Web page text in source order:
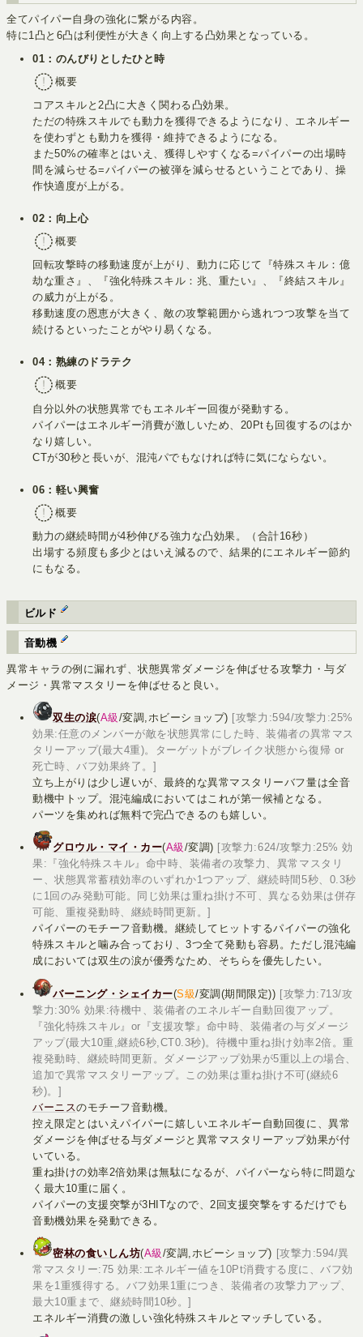
全てパイパー自身の強化に繋がる内容。
特に1凸と6凸は利便性が大きく向上する凸効果となっている。
01：のんびりとしたひと時
概要
コアスキルと2凸に大きく関わる凸効果。
ただの特殊スキルでも動力を獲得できるようになり、エネルギー
を使わずとも動力を獲得・維持できるようになる。
また50%の確率とはいえ、獲得しやすくなる=パイパーの出場時
間を減らせる=パイパーの被弾を減らせるということであり、操
作快適度が上がる。
02：向上心
概要
回転攻撃時の移動速度が上がり、動力に応じて『特殊スキル：億
劫な重さ』、『強化特殊スキル：兆、重たい』、『終結スキル』
の威力が上がる。
移動速度の恩恵が大きく、敵の攻撃範囲から逃れつつ攻撃を当て
続けるといったことがやり易くなる。
04：熟練のドラテク
概要
自分以外の状態異常でもエネルギー回復が発動する。
パイパーはエネルギー消費が激しいため、20Ptも回復するのはか
なり嬉しい。
CTが30秒と長いが、混沌パでもなければ特に気にならない。
06：軽い興奮
概要
動力の継続時間が4秒伸びる強力な凸効果。（合計16秒）
出場する頻度も多少とはいえ減るので、結果的にエネルギー節約
にもなる。
ビルド
音動機
異常キャラの例に漏れず、状態異常ダメージを伸ばせる攻撃力・与ダ
メージ・異常マスタリーを伸ばせると良い。
双生の涙(A級 /変調,ホビーショップ) [攻撃力:594/攻撃力:25%
効果:任意のメンバーが敵を状態異常にした時、装備者の異常マス
タリーアップ(最大4重)。ターゲットがブレイク状態から復帰 or
死亡時、バフ効果終了。]
立ち上がりは少し遅いが、最終的な異常マスタリーバフ量は全音
動機中トップ。混沌編成においてはこれが第一候補となる。
パーツを集めれば無料で完凸できるのも嬉しい。
グロウル・マイ・カー(A級 /変調) [攻撃力:624/攻撃力:25% 効
果:『強化特殊スキル』命中時、装備者の攻撃力、異常マスタリ
ー、状態異常蓄積効率のいずれか1つアップ、継続時間5秒、0.3秒
に1回のみ発動可能。同じ効果は重ね掛け不可、異なる効果は併存
可能、重複発動時、継続時間更新。]
パイパーのモチーフ音動機。継続してヒットするパイパーの強化
特殊スキルと噛み合っており、3つ全て発動も容易。ただし混沌編
成においては双生の涙が優秀なため、そちらを優先したい。
バーニング・シェイカー(S級/変調(期間限定)) [攻撃力:713/攻
撃力:30% 効果:待機中、装備者のエネルギー自動回復アップ。
『強化特殊スキル』or『支援攻撃』命中時、装備者の与ダメージ
アップ(最大10重,継続6秒,CT0.3秒)。待機中重ね掛け効率2倍。重
複発動時、継続時間更新。ダメージアップ効果が5重以上の場合、
追加で異常マスタリーアップ。この効果は重ね掛け不可(継続6
秒)。]
バーニスのモチーフ音動機。
控え限定とはいえパイパーに嬉しいエネルギー自動回復に、異常
ダメージを伸ばせる与ダメージと異常マスタリーアップ効果が付
いている。
重ね掛けの効率2倍効果は無駄になるが、パイパーなら特に問題な
く最大10重に届く。
パイパーの支援突撃が3HITなので、2回支援突撃をするだけでも
音動機効果を発動できる。
密林の食いしん坊(A級 /変調,ホビーショップ) [攻撃力:594/異
常マスタリー:75 効果:エネルギー値を10Pt消費する度に、バフ効
果を1重獲得する。バフ効果1重につき、装備者の攻撃力アップ、
最大10重まで、継続時間10秒。]
エネルギー消費の激しい強化特殊スキルとマッチしている。